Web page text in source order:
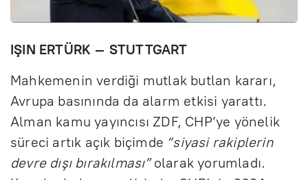
IŞIN ERTÜRK – STUTTGART
Mahkemenin verdiği mutlak butlan kararı,
Avrupa basınında da alarm etkisi yarattı.
Alman kamu yayıncısı ZDF, CHP’ye yönelik
süreci artık açık biçimde “siyasi rakiplerin
devre dışı bırakılması”olarak yorumladı.